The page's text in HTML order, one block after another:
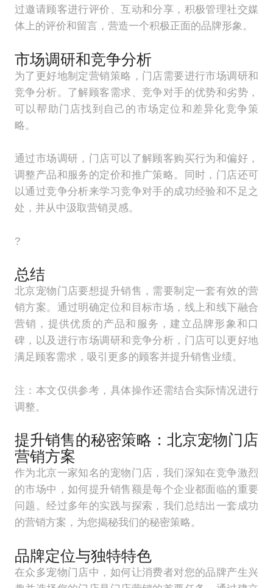
过邀请顾客进行评价、互动和分享，积极管理社交媒
体上的评价和留言，营造一个积极正面的品牌形象。
市场调研和竞争分析
为了更好地制定营销策略，门店需要进行市场调研和
竞争分析。了解顾客需求、竞争对手的优势和劣势，
可以帮助门店找到自己的市场定位和差异化竞争策
略。
通过市场调研，门店可以了解顾客购买行为和偏好，
调整产品和服务的定价和推广策略。同时，门店还可
以通过竞争分析来学习竞争对手的成功经验和不足之
处，并从中汲取营销灵感。
?
总结
北京宠物门店要想提升销售，需要制定一套有效的营
销方案。通过明确定位和目标市场，线上和线下融合
营销，提供优质的产品和服务，建立品牌形象和口
碑，以及进行市场调研和竞争分析，门店可以更好地
满足顾客需求，吸引更多的顾客并提升销售业绩。
注：本文仅供参考，具体操作还需结合实际情况进行
调整。
提升销售的秘密策略：北京宠物门店
营销方案
作为北京一家知名的宠物门店，我们深知在竞争激烈
的市场中，如何提升销售额是每个企业都面临的重要
问题。经过多年的实践与探索，我们总结出一套成功
的营销方案，为您揭秘我们的秘密策略。
品牌定位与独特特色
在众多宠物门店中，如何让消费者对您的品牌产生兴